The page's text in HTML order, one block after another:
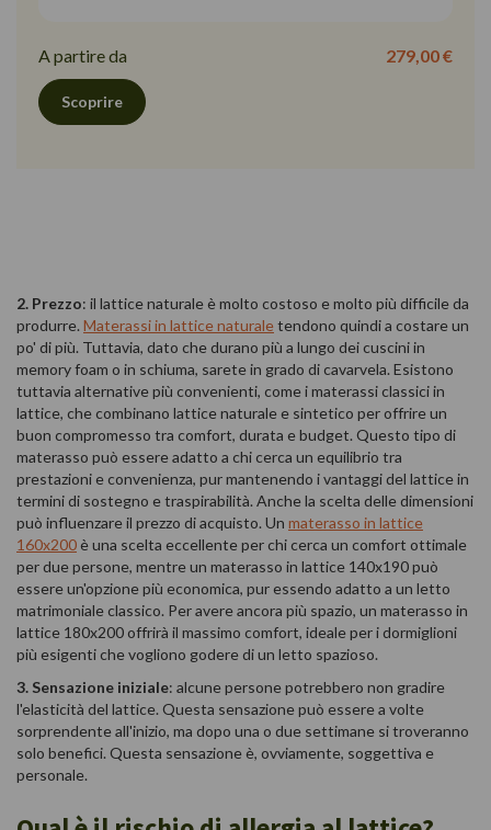
A partire da 279,00 €
Scoprire
2. Prezzo: il lattice naturale è molto costoso e molto più difficile da
produrre. Materassi in lattice naturaletendono quindi a costare un
po' di più. Tuttavia, dato che durano più a lungo dei cuscini in
memory foam o in schiuma, sarete in grado di cavarvela. Esistono
tuttavia alternative più convenienti, come i materassi classici in
lattice, che combinano lattice naturale e sintetico per offrire un
buon compromesso tra comfort, durata e budget. Questo tipo di
materasso può essere adatto a chi cerca un equilibrio tra
prestazioni e convenienza, pur mantenendo i vantaggi del lattice in
termini di sostegno e traspirabilità. Anche la scelta delle dimensioni
può influenzare il prezzo di acquisto. Un materasso in lattice
160x200è una scelta eccellente per chi cerca un comfort ottimale
per due persone, mentre un materasso in lattice 140x190 può
essere un'opzione più economica, pur essendo adatto a un letto
matrimoniale classico. Per avere ancora più spazio, un materasso in
lattice 180x200 offrirà il massimo comfort, ideale per i dormiglioni
più esigenti che vogliono godere di un letto spazioso.
3. Sensazione iniziale: alcune persone potrebbero non gradire
l'elasticità del lattice. Questa sensazione può essere a volte
sorprendente all'inizio, ma dopo una o due settimane si troveranno
solo benefici. Questa sensazione è, ovviamente, soggettiva e
personale.